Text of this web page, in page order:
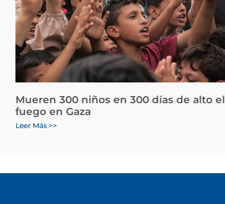
Mueren 300 niños en 300 días de alto el
fuego en Gaza
Leer Más >>